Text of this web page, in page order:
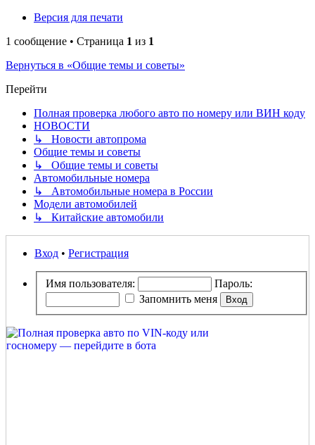
Версия для печати
1 сообщение • Страница 1 из 1
Вернуться в «Общие темы и советы»
Перейти
Полная проверка любого авто по номеру или ВИН коду
НОВОСТИ
↳ Новости автопрома
Общие темы и советы
↳ Общие темы и советы
Автомобильные номера
↳ Автомобильные номера в России
Модели автомобилей
↳ Китайские автомобили
Вход • Регистрация
Имя пользователя:
Пароль:
Запомнить меня